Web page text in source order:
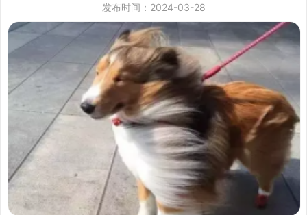
发布时间：2024-03-28